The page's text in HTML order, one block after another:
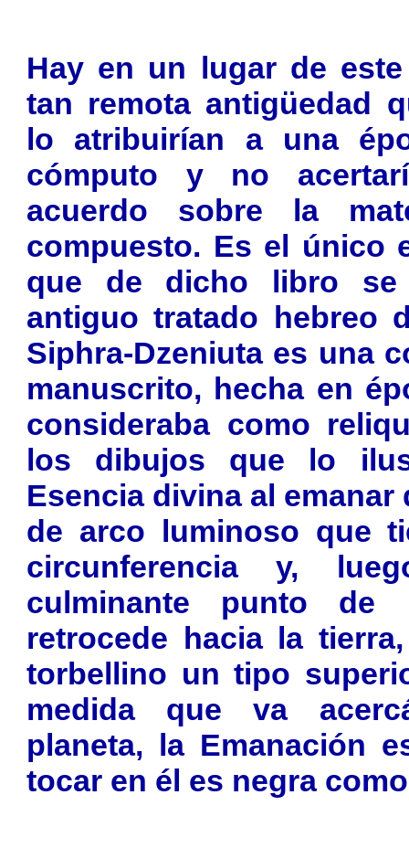
Hay en un lugar de
tan remota antigüedad
lo atribuirían a una
cómputo y no
acuerdo sobre la
compuesto. Es el único
que de dicho libro se
antiguo tratado hebreo
Siphra-Dzeniuta es una
manuscrito, hecha en
consideraba como
los dibujos que lo
Esencia divina al emanar
de arco luminoso que
circunferencia y,
culminante punto de
retrocede hacia la
torbellino un tipo
medida que va
planeta, la Emanación
tocar en él es negra